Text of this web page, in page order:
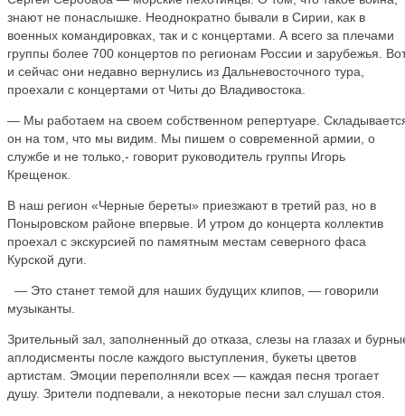
знают не понаслышке. Неоднократно бывали в Сирии, как в
военных командировках, так и с концертами. А всего за плечами
группы более 700 концертов по регионам России и зарубежья.
и сейчас они недавно вернулись из Дальневосточного тура,
проехали с концертами от Читы до Владивостока.
— Мы работаем на своем собственном репертуаре.
он на том, что мы видим. Мы пишем о современной армии, о
службе и не только,- говорит руководитель группы Игорь
Крещенок.
В наш регион «Черные береты» приезжают в третий раз, но в
Поныровском районе впервые. И утром до концерта коллектив
проехал с экскурсией по памятным местам северного фаса
Курской дуги.
— Это станет темой для наших будущих клипов, — говорили
музыканты.
Зрительный зал, заполненный до отказа, слезы на глазах и
аплодисменты после каждого выступления, букеты цветов
артистам. Эмоции переполняли всех — каждая песня трогает
душу. Зрители подпевали, а некоторые песни зал слушал стоя.